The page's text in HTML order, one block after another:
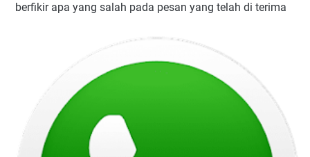
berfikir apa yang salah pada pesan yang telah di terima